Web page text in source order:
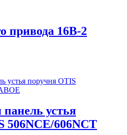
привода 16B-2
устья
506NCE/606NCT